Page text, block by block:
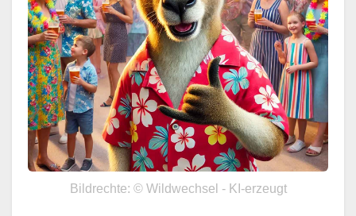
Bildrechte: © Wildwechsel - KI-erzeugt